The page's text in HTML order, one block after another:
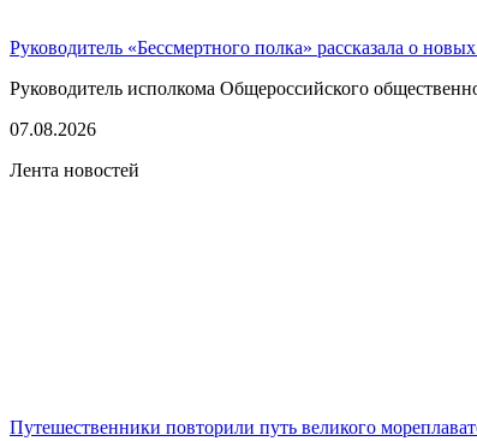
Руководитель «Бессмертного полка» рассказала о
Руководитель исполкома Общероссийского
07.08.2026
Лента новостей
Путешественники повторили путь великого